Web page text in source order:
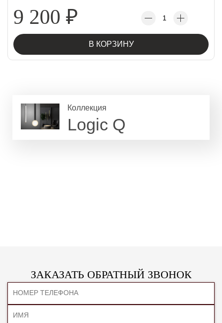
9 200 ₽
В КОРЗИНУ
Коллекция
Logic Q
ЗАКАЗАТЬ ОБРАТНЫЙ ЗВОНОК